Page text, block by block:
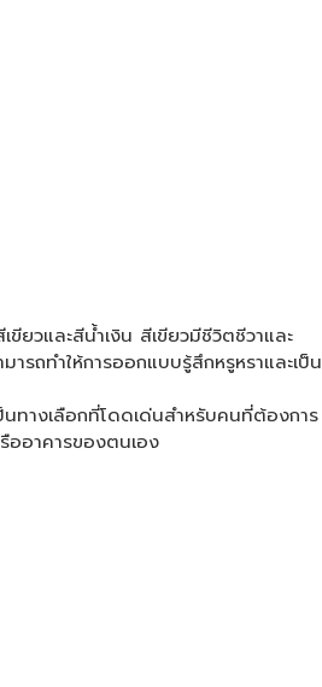
วและสีน้ำเงิน สีเขียวมีชีวิตชีวาและ
รถทำให้การออกแบบรู้สึกหรูหราและเป็น
างเลือกที่โดดเด่นสำหรับคนที่ต้องการ
ออาคารของตนเอง